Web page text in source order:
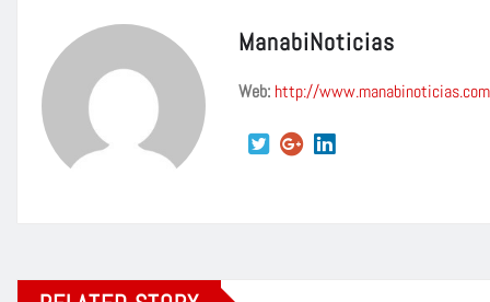
ManabiNoticias
Web: http://www.manabinoticias.com